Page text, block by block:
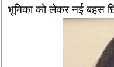
भूमिका को लेकर नई बहस